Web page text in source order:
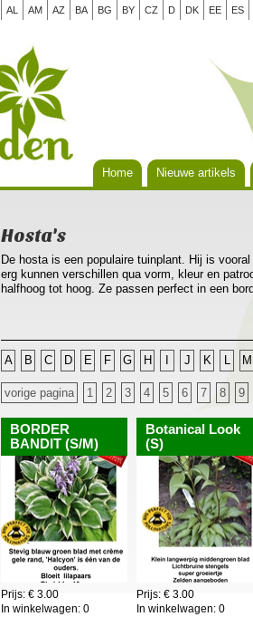
AL AM AZ BA BG BY CZ D DK EE ES
Home Nieuwe artikels
Hosta's
De hosta is een populaire tuinplant. Hij is
erg kunnen verschillen qua vorm, kleur en
halfhoog tot hoog. Ze passen perfect in een
vochtige grond die veel humus en voeding
A B C D E F G H J K L M
vorige pagina 1 2 3 4 5 6 7 8 9
BORDER
BANDIT (S/M)
Prijs: € 3.00
In winkelwagen: 0
Botanical Look
(S)
Prijs: € 3.00
In winkelwagen: 0